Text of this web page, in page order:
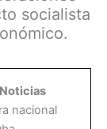
socialista
nacional